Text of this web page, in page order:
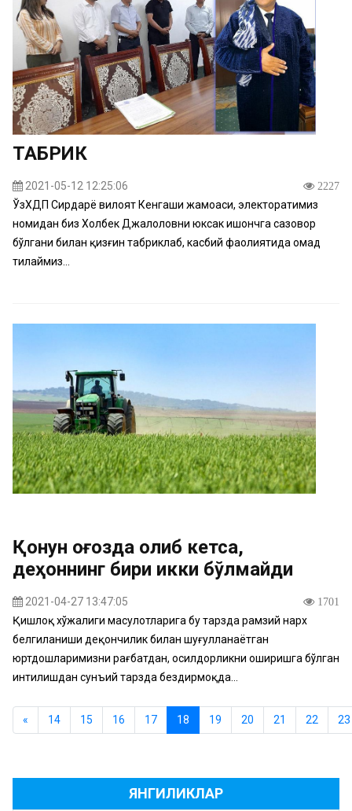
ТАБРИК
2021-05-12 12:25:06 2227
ЎзХДП Сирдарё вилоят Кенгаши жамоаси, электоратимиз
номидан биз Холбек Джалоловни юксак ишончга сазовор
бўлгани билан қизғин табриклаб, касбий фаолиятида омад
тилаймиз...
Қонун қоғозда қолиб кетса,
деҳқоннинг бири икки бўлмайди
2021-04-27 13:47:05 1701
Қишлоқ хўжалиги маҳсулотларига бу тарзда рамзий нарх
белгиланиши деҳқончилик билан шуғулланаётган
юртдошларимизни рағбатдан, ҳосилдорликни оширишга бўлган
интилишдан сунъий тарзда бездирмоқда...
« 14 15 16 17 18 19 20 21 22 23
ЯНГИЛИКЛАР